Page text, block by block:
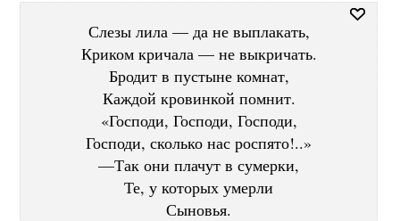
Слезы лила — да не выплакать,
Криком кричала — не выкричать.
Бродит в пустыне комнат,
Каждой кровинкой помнит.
«Господи, Господи, Господи,
Господи, сколько нас роспято!..»
—Так они плачут в сумерки,
Те, у которых умерли
Сыновья.